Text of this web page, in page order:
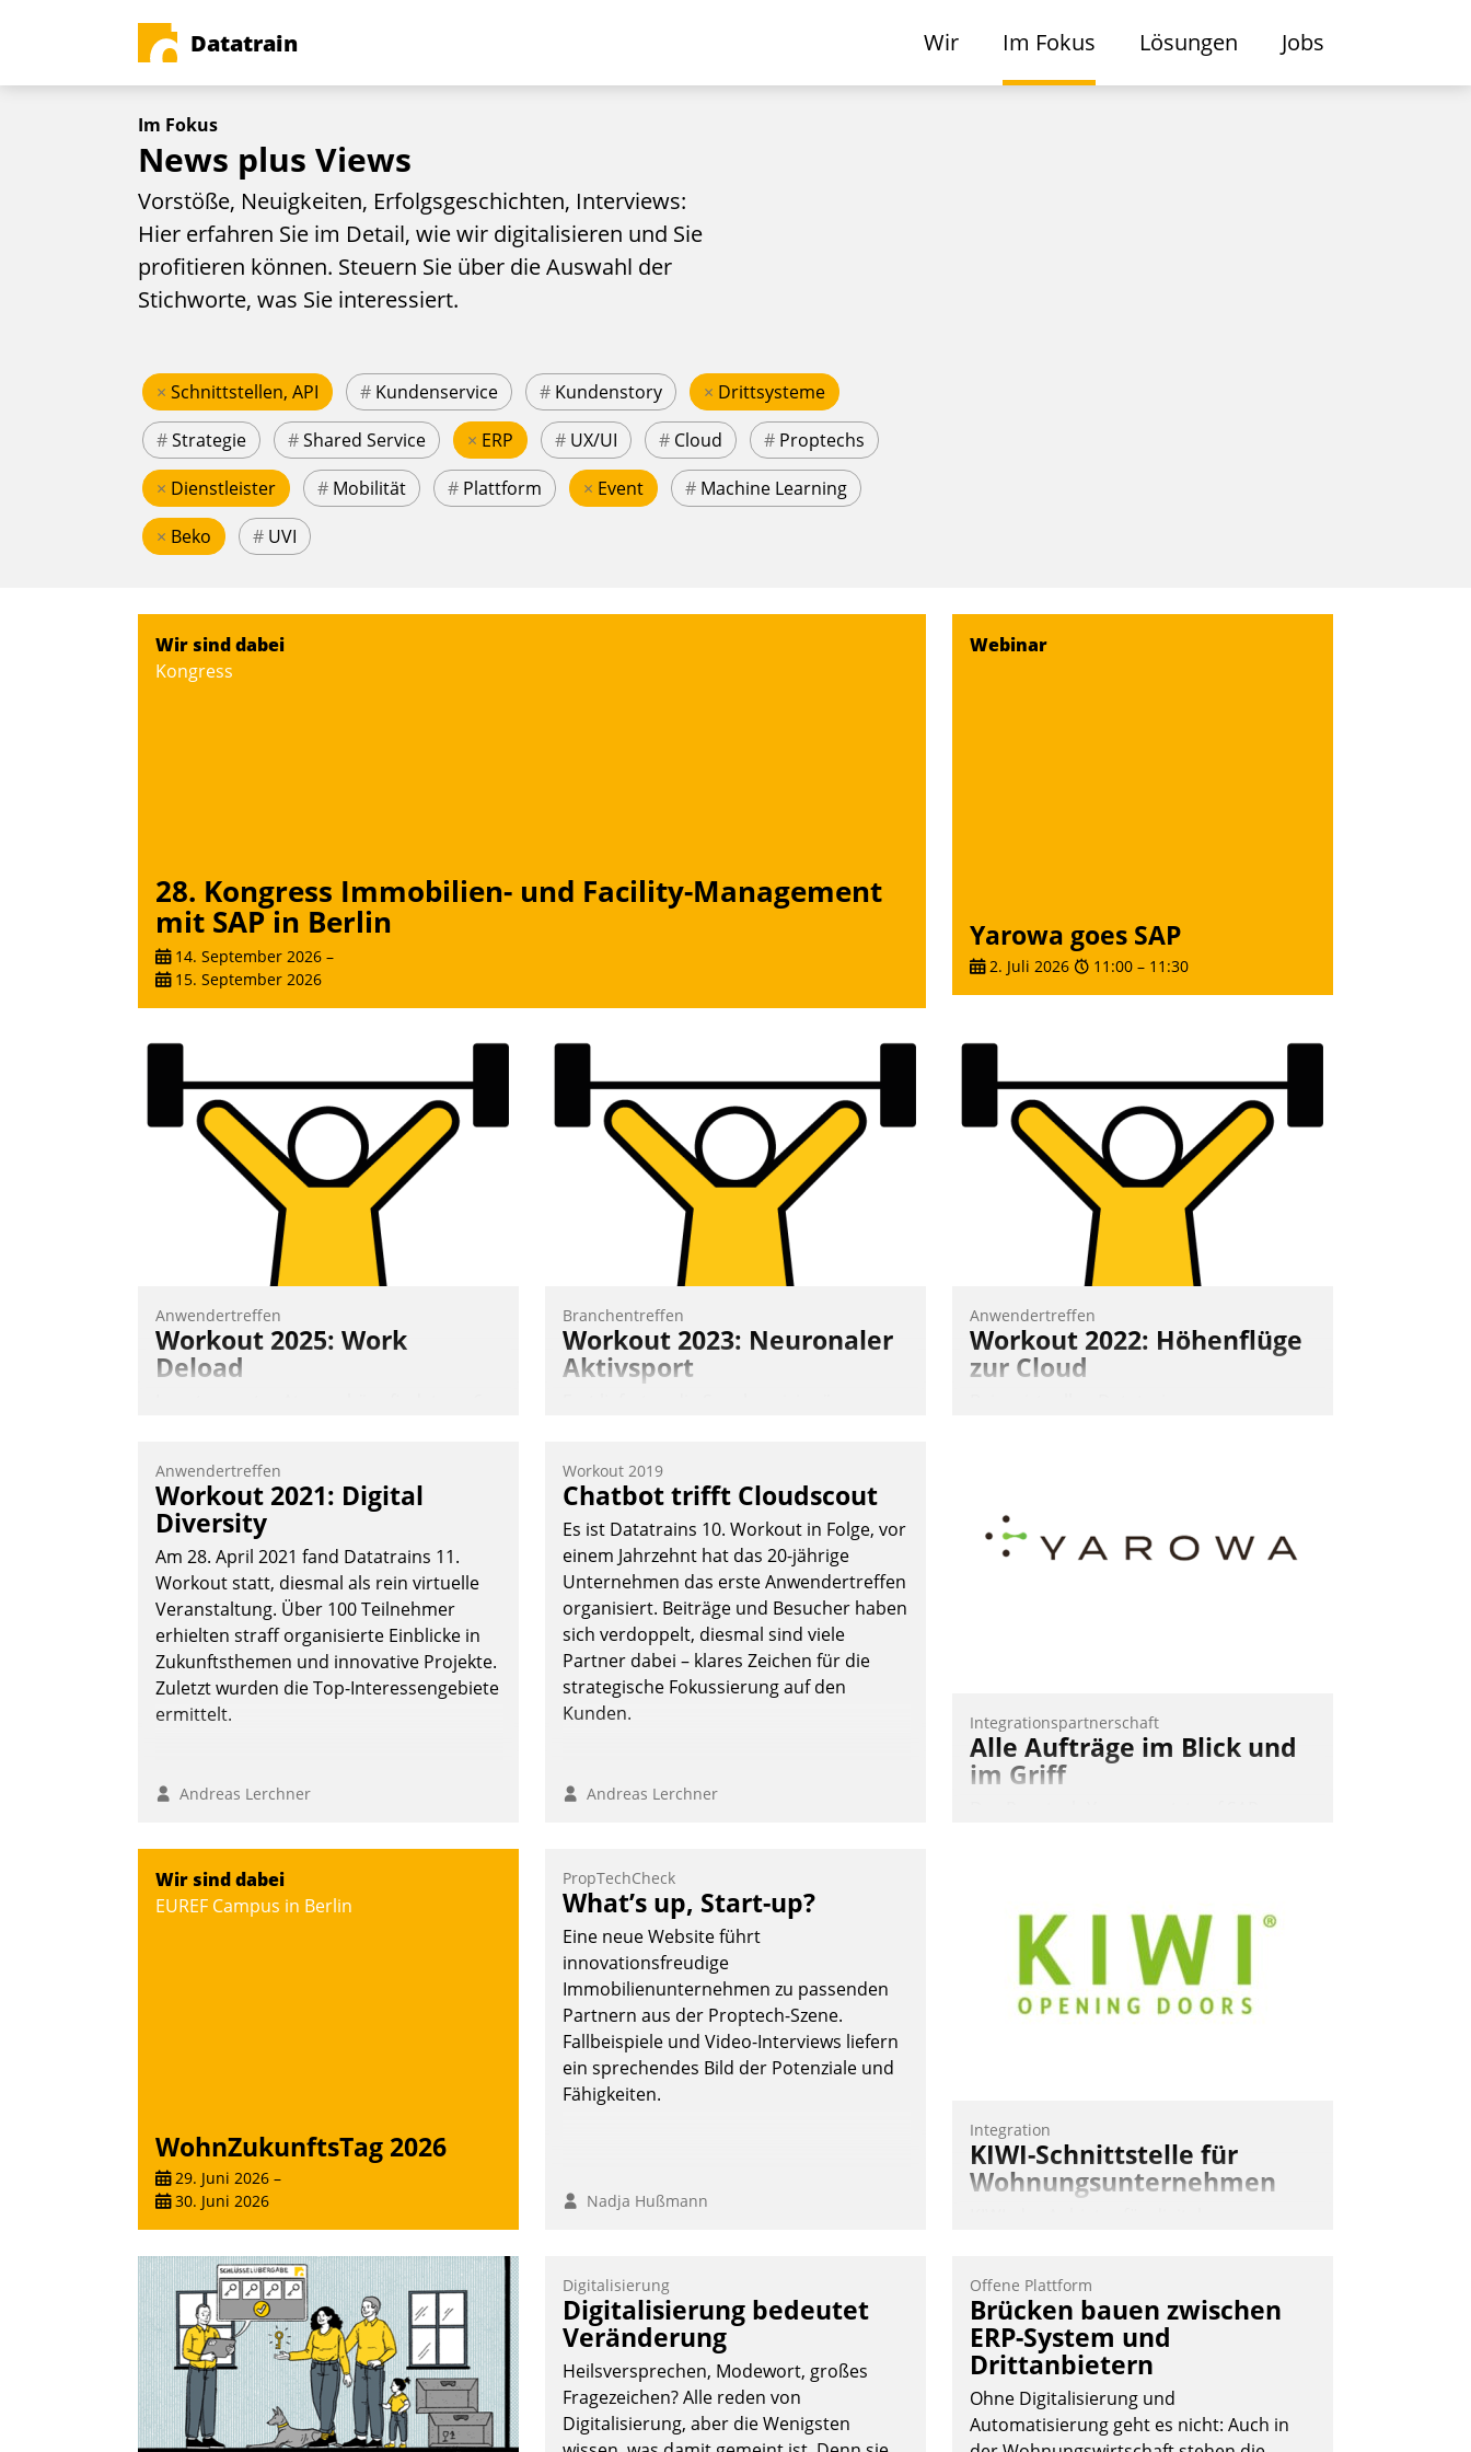
Datatrain Wir Im Fokus Lösungen Jobs
Im Fokus
News plus Views
Vorstöße, Neuigkeiten, Erfolgsgeschichten, Interviews:
Hier erfahren Sie im Detail, wie wir digitalisieren und Sie
profitieren können. Steuern Sie über die Auswahl der
Stichworte, was Sie interessiert.
× Schnittstellen, API # Kundenservice # Kundenstory × Drittsysteme
#Strategie #Shared Service × ERP # UX/UI # Cloud # Proptechs
× Dienstleister # Mobilität # Plattform × Event # Machine Learning
× Beko # UVI
Wir sind dabei
Kongress
28. Kongress Immobilien- und Facility-Management
mit SAP in Berlin
14. September 2026 –
15. September 2026
Webinar
Yarowa goes SAP
2. Juli 2026 11:00 – 11:30
Anwendertreffen
Workout 2025: Work
Deload
Frage: Wie lassen sich Mammutprojekte
meistern und Workloads wuppen – bei
zunehmend anspruchsvollen Aufgaben
und abnehmendem Nachwuchs?
Nadja Hußmann
Branchentreffen
Workout 2023: Neuronaler
Aktivsport
Vernetzungsideen fürs Quartier.
Dazwischen zeigte Datatrain, was es
Neues zu bieten hat.
Nadja Hußmann
Anwendertreffen
Workout 2022: Höhenflüge
zur Cloud
Lösungen mit hohem Zukunftspotenzial.
Anwendertreffen
Workout 2021: Digital
Diversity
Am 28. April 2021 fand Datatrains 11.
Workout statt, diesmal als rein virtuelle
Veranstaltung. Über 100 Teilnehmer
erhielten straff organisierte Einblicke in
Zukunftsthemen und innovative Projekte.
Zuletzt wurden die Top-Interessengebiete
ermittelt.
Andreas Lerchner
Workout 2019
Chatbot trifft Cloudscout
Es ist Datatrains 10. Workout in Folge, vor
einem Jahrzehnt hat das 20-jährige
Unternehmen das erste Anwendertreffen
organisiert. Beiträge und Besucher haben
sich verdoppelt, diesmal sind viele
Partner dabei – klares Zeichen für die
strategische Fokussierung auf den
Kunden.
Andreas Lerchner
Integrationspartnerschaft
Alle Aufträge im Blick und
im Griff
operativen Instandhaltung in die SAP-
Systemlandschaft deutscher
Wohnungsunternehmen – und
beschleunigt damit den Weg vom
Mieteranliegen zum Dienstleisterauftrag.
Wir sind dabei
EUREF Campus in Berlin
WohnZukunftsTag 2026
29. Juni 2026 –
30. Juni 2026
PropTechCheck
What’s up, Start-up?
Eine neue Website führt
innovationsfreudige
Immobilienunternehmen zu passenden
Partnern aus der Proptech-Szene.
Fallbeispiele und Video-Interviews liefern
ein sprechendes Bild der Potenziale und
Fähigkeiten.
Nadja Hußmann
Integration
KIWI-Schnittstelle für
Wohnungsunternehmen
Softwareentwicklungshaus Datatrain.
Digitalisierung
Digitalisierung bedeutet
Veränderung
Heilsversprechen, Modewort, großes
Fragezeichen? Alle reden von
Digitalisierung, aber die Wenigsten
Offene Plattform
Brücken bauen zwischen
ERP-System und
Drittanbietern
Ohne Digitalisierung und
Automatisierung geht es nicht: Auch in